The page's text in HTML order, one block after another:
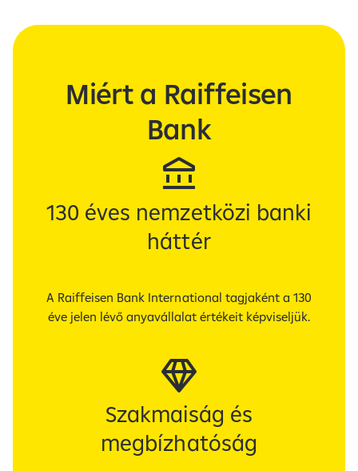
Miért a Raiffeisen
Bank
130 éves nemzetközi banki
háttér
A Raiffeisen Bank International tagjaként a 130
éve jelen lévő anyavállalat értékeit képviseljük.
Szakmaiság és
megbízhatóság